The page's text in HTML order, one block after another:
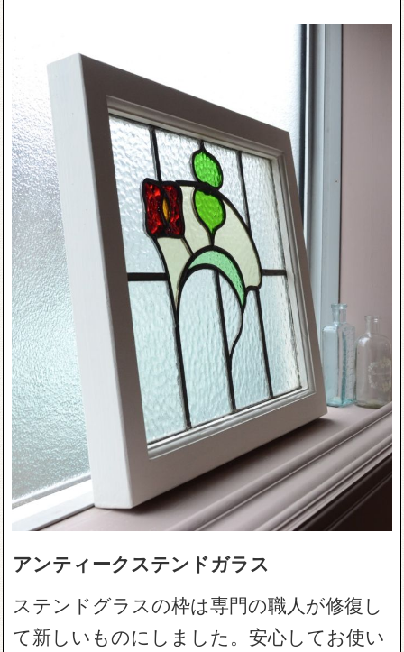
アンティークステンドガラス
ステンドグラスの枠は専門の職人が修復し
て新しいものにしました。安心してお使い